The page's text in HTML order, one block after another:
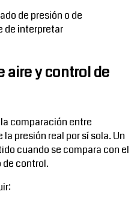
de presión o de
de interpretar
aire y control de
comparación entre
presión real por sí sola. Un
cuando se compara con el
de control.